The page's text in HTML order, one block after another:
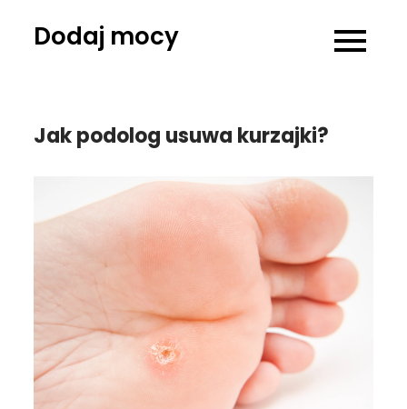
Dodaj mocy
Jak podolog usuwa kurzajki?